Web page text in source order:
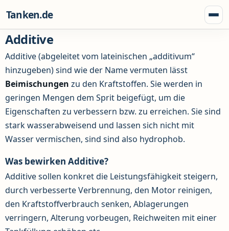
Tanken.de
Additive
Additive (abgeleitet vom lateinischen „additivum“
hinzugeben) sind wie der Name vermuten lässt
Beimischungen zu den Kraftstoffen. Sie werden in
geringen Mengen dem Sprit beigefügt, um die
Eigenschaften zu verbessern bzw. zu erreichen. Sie sind
stark wasserabweisend und lassen sich nicht mit
Wasser vermischen, sind sind also hydrophob.
Was bewirken Additive?
Additive sollen konkret die Leistungsfähigkeit steigern,
durch verbesserte Verbrennung, den Motor reinigen,
den Kraftstoffverbrauch senken, Ablagerungen
verringern, Alterung vorbeugen, Reichweiten mit einer